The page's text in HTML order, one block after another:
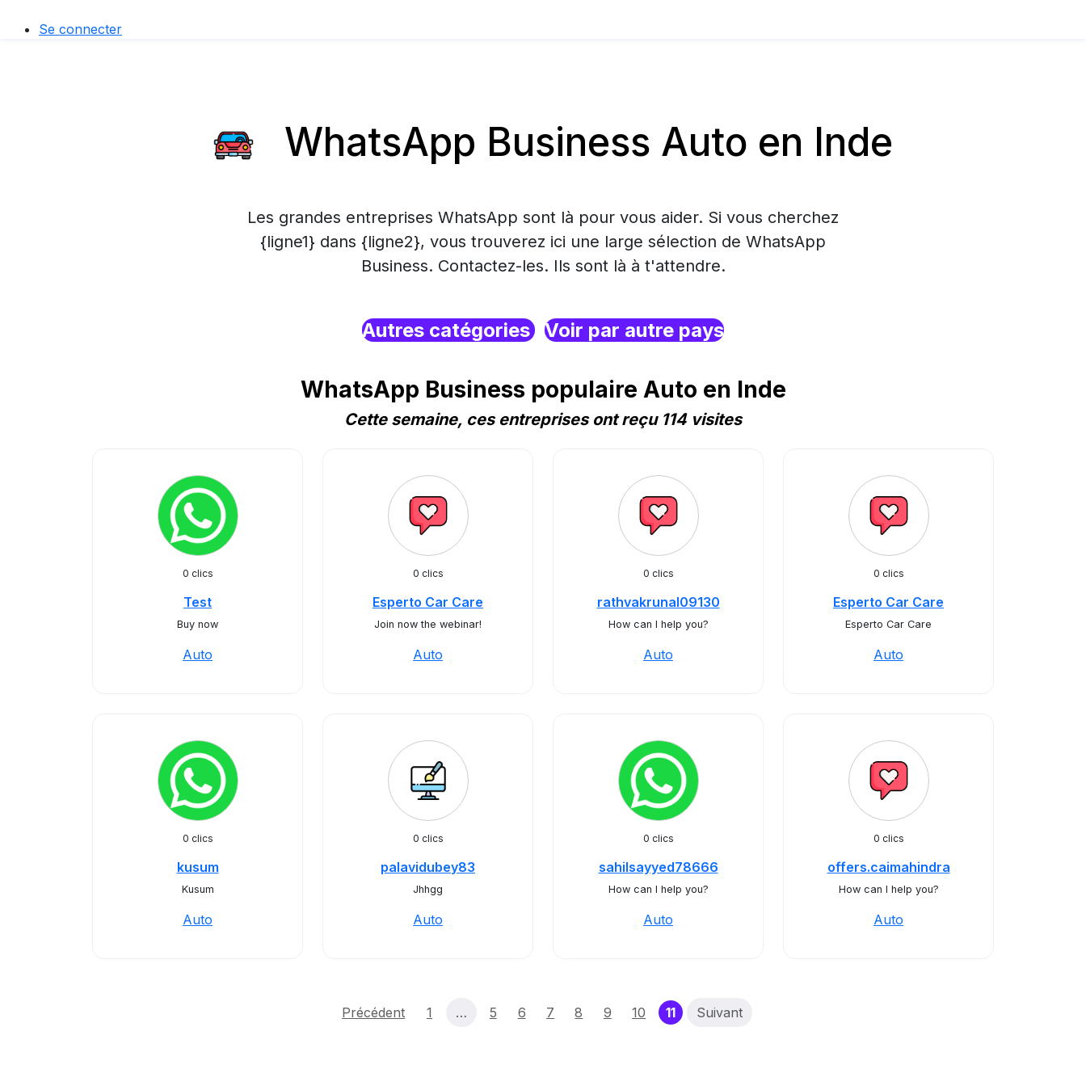
Se connecter
WhatsApp Business Auto en Inde
Les grandes entreprises WhatsApp sont là pour vous aider. Si vous cherchez
{ligne1} dans {ligne2}, vous trouverez ici une large sélection de WhatsApp
Business. Contactez-les. Ils sont là à t'attendre.
Autres catégories Voir par autre pays
WhatsApp Business populaire Auto en Inde
Cette semaine, ces entreprises ont reçu 114 visites
0 clics
Test
Buy now
Auto
0 clics
Esperto Car Care
Join now the webinar!
Auto
0 clics
rathvakrunal09130
How can I help you?
Auto
0 clics
Esperto Car Care
Esperto Car Care
Auto
0 clics
kusum
Kusum
Auto
0 clics
palavidubey83
Jhhgg
Auto
0 clics
sahilsayyed78666
How can I help you?
Auto
0 clics
offers.caimahindra
How can I help you?
Auto
Précédent 1 … 5 6 7 8 9 10 11(current)
Suivant